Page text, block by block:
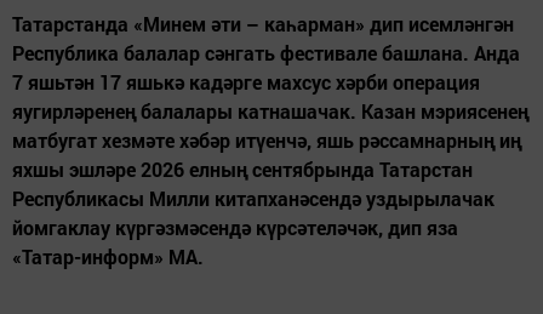
Татарстанда «Минем әти – каһарман» дип исемләнгән
Республика балалар сәнгать фестивале башлана. Анда
7 яшьтән 17 яшькә кадәрге махсус хәрби операция
яугирләренең балалары катнашачак. Казан мэриясенең
матбугат хезмәте хәбәр итүенчә, яшь рәссамнарның иң
яхшы эшләре 2026 елның сентябрында Татарстан
Республикасы Милли китапханәсендә уздырылачак
йомгаклау күргәзмәсендә күрсәтеләчәк, дип яза
«Татар-информ» МА.